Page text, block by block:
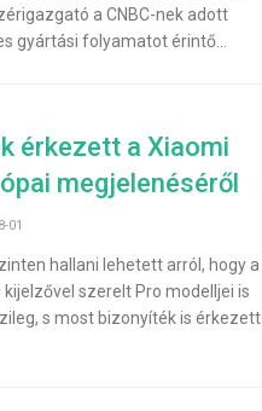
a CNBC-nek adott
gyártási folyamatot érintő…
érkezett a Xiaomi
megjelenéséről
01
hallani lehetett arról, hogy a
szerelt Pro modelljei is
s most bizonyíték is érkezett